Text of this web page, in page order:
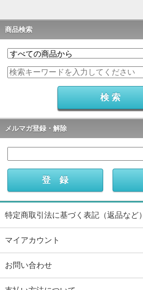
商品検索
メルマガ登録・解除
特定商取引法に基づく表記（返品など）
マイアカウント
お問い合わせ